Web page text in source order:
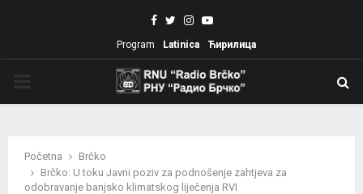
Facebook
TwitterInstagram
Youtube
Program Latinica Ћирилица
Početna
Brčko
Brčko: U toku Javni poziv za podnošenje zahtjeva za
odobravanje banjsko klimatskog liječenja RVI